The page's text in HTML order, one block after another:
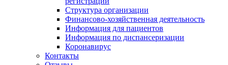
Структура организации
Финансово-хозяйственная деятельность
Информация для пациентов
Информация по диспансеризации
Коронавирус
Контакты